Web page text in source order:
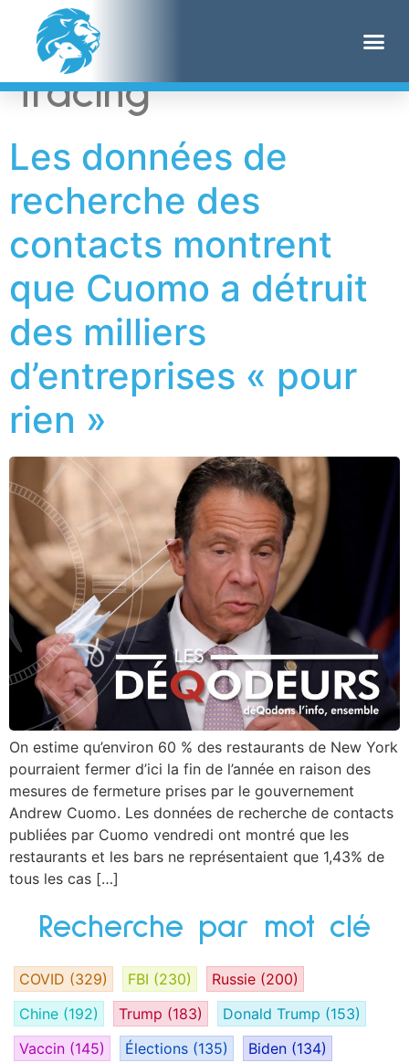
Étiquette :
contact
tracing
Les données de
recherche des
contacts montrent
que Cuomo a détruit
des milliers
d’entreprises « pour
rien »
On estime qu’environ 60 % des restaurants de New York
pourraient fermer d’ici la fin de l’année en raison des
mesures de fermeture prises par le gouvernement
Andrew Cuomo. Les données de recherche de contacts
publiées par Cuomo vendredi ont montré que les
restaurants et les bars ne représentaient que 1,43% de
tous les cas […]
Recherche par mot clé
COVID (329) FBI (230) Russie (200)
Chine (192) Trump (183) Donald Trump (153)
Vaccin (145) Élections (135) Biden (134)